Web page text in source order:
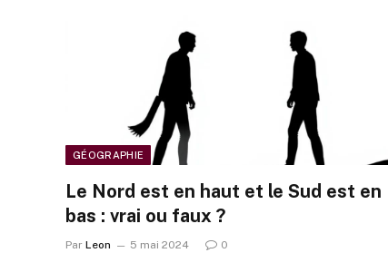
GÉOGRAPHIE
Le Nord est en haut et le Sud est en
bas : vrai ou faux ?
Par Leon 5 mai 2024 0